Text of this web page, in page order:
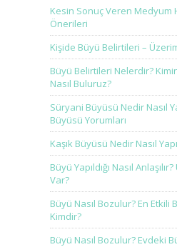
Kesin Sonuç Veren Medyum
Önerileri
Kişide Büyü Belirtileri –
Büyü Belirtileri Nelerdir? Kimin
Nasıl Buluruz?
Süryani Büyüsü Nedir Nasıl
Büyüsü Yorumları
Kaşık Büyüsü Nedir Nasıl
Büyü Yapıldığı Nasıl
Var?
Büyü Nasıl Bozulur? En Etkili
Kimdir?
Büyü Nasıl Bozulur? Evdeki